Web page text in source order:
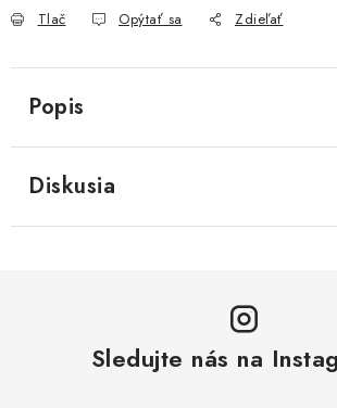
Tlač Opýtať sa Zdieľať
Popis
Diskusia
Sledujte nás na